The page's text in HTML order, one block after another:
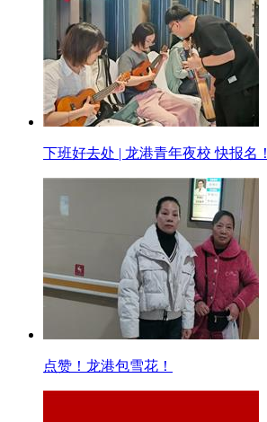
下班好去处 | 龙港青年夜校 快报名！
点赞！龙港包雪花！